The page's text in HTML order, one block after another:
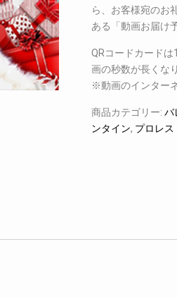
ら、お客様宛のお
ある「動画お届け
QRコードカード
画の秒数が長くな
※動画のインター
商品カテゴリー: バ
ンタイン, プロレス